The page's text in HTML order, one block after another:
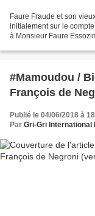
Faure Fraude et son
initialement sur le
à Monsieur Faure
#Mamoudou /
François de
Publié le 04/06/2018 à
Par Gri-Gri International